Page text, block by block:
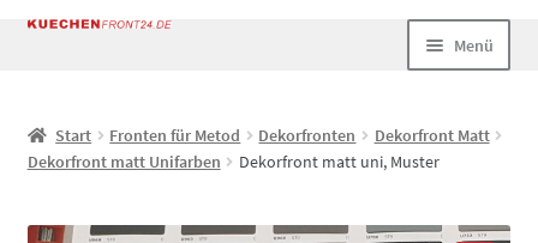
Zur
Zum
Menü
AGB
Datenschutz
Start Fronten für Metod Dekorfronten
Dekorfront Matt
Dekorfront matt Unifarben
Dekorfront matt uni, Muster